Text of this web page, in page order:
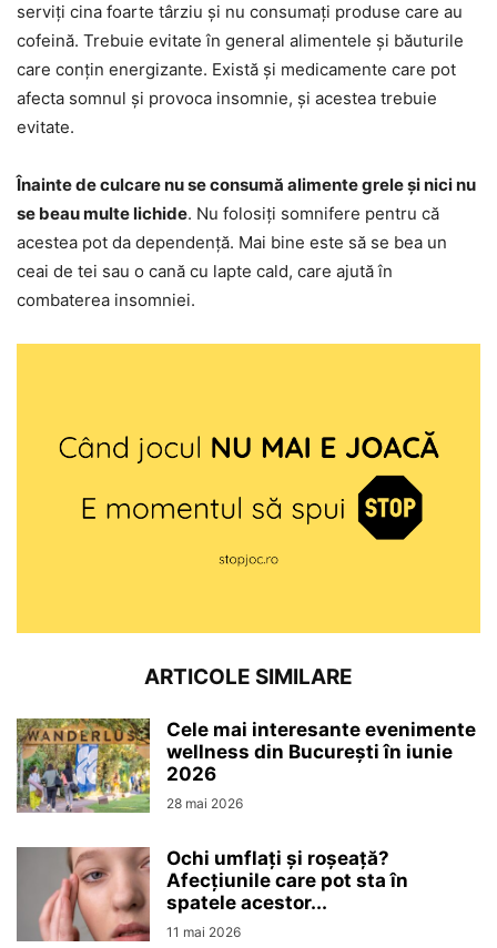
serviți cina foarte târziu și nu consumați produse care au
cofeină. Trebuie evitate în general alimentele și băuturile
care conțin energizante. Există și medicamente care pot
afecta somnul și provoca insomnie, și acestea trebuie
evitate.
Înainte de culcare nu se consumă alimente grele și nici nu
se beau multe lichide. Nu folosiți somnifere pentru că
acestea pot da dependență. Mai bine este să se bea un
ceai de tei sau o cană cu lapte cald, care ajută în
combaterea insomniei.
ARTICOLE SIMILARE
Cele mai interesante evenimente
wellness din București în iunie
2026
28 mai 2026
Ochi umflați și roșeață?
Afecțiunile care pot sta în
spatele acestor...
11 mai 2026